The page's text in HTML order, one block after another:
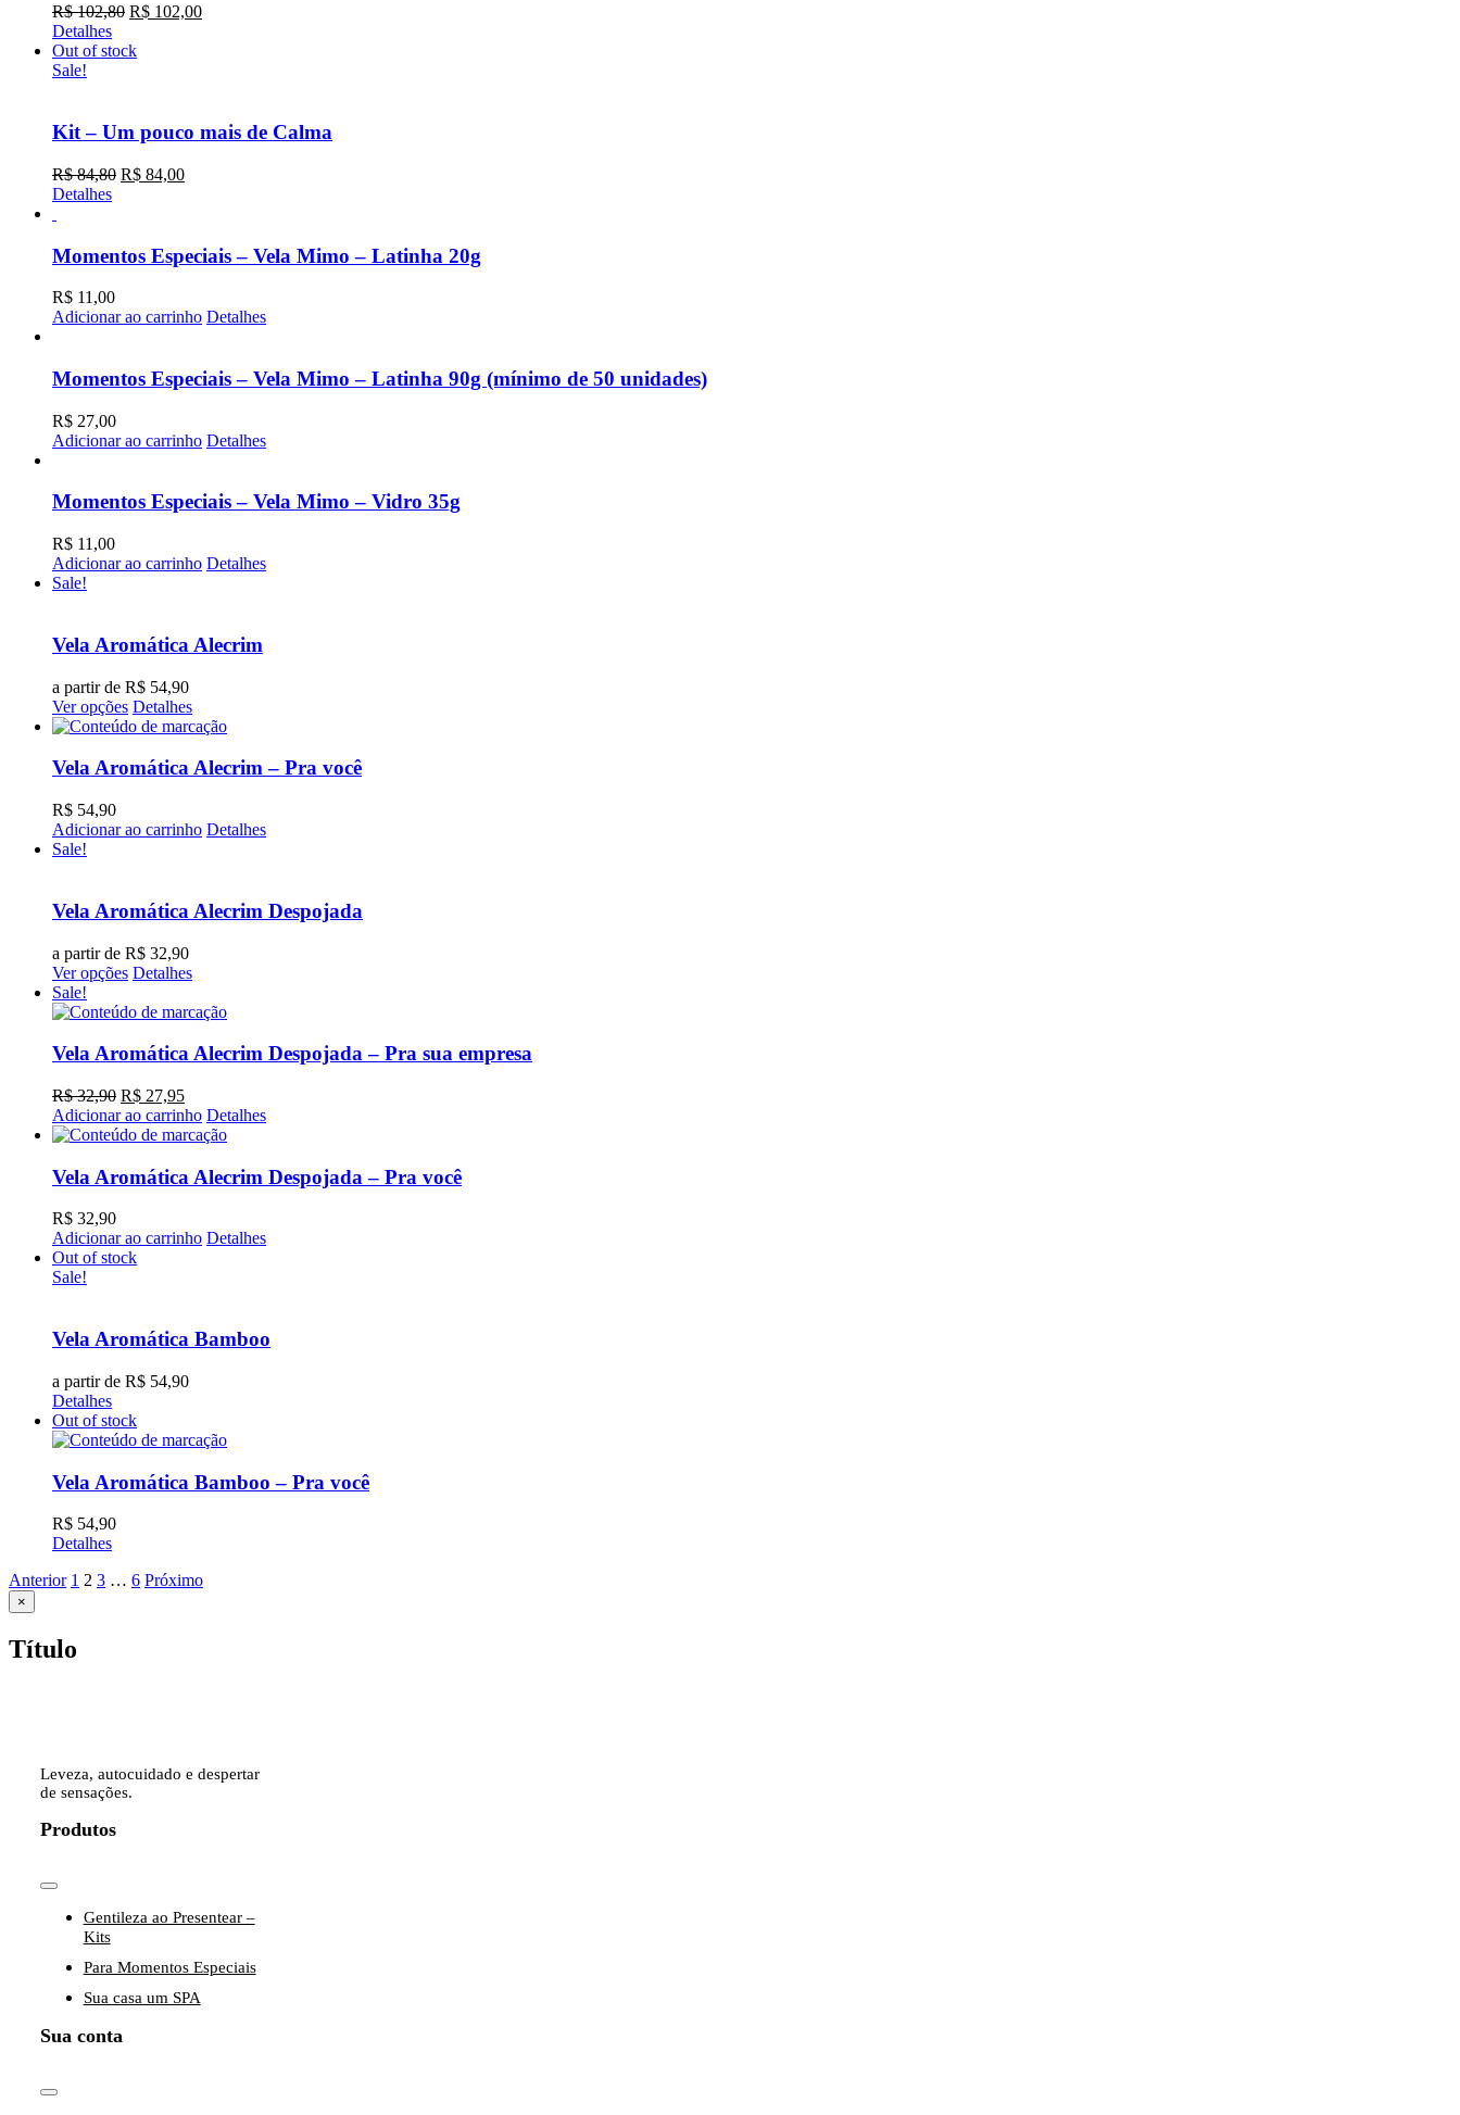
R$102,80 O
original
R$ 102,00O
Detalhes
Out of stock
Sale!
Kit – Um pouco mais de Calma
R$84,80 O
R$ 84,80.
R$ 84,00O
R$ 84,00.
Detalhes
Momentos Especiais – Vela Mimo – Latinha 20g
R$ 11,00
Adicionar ao carrinho Detalhes
Momentos Especiais – Vela Mimo – Latinha 90g (mínimo de 50 unidades)
R$ 27,00
Adicionar ao carrinho Detalhes
Momentos Especiais – Vela Mimo – Vidro 35g
R$ 11,00
Adicionar ao carrinho Detalhes
Sale!
Vela Aromática Alecrim
a partir de R$ 54,90
Ver opções Detalhes
Vela Aromática Alecrim – Pra você
R$ 54,90
Adicionar ao carrinho Detalhes
Sale!
Vela Aromática Alecrim Despojada
a partir de R$ 32,90
Ver opções Detalhes
Sale!
Vela Aromática Alecrim Despojada – Pra sua empresa
R$32,90 O
preço
original
R$ 32,90.
R$ 27,95O
preço
atual
R$ 27,95.
Adicionar ao carrinho Detalhes
Vela Aromática Alecrim Despojada – Pra você
R$ 32,90
Adicionar ao carrinho Detalhes
Out of stock
Sale!
Vela Aromática Bamboo
a partir de R$ 54,90
Detalhes
Out of stock
Vela Aromática Bamboo – Pra você
R$ 54,90
Detalhes
Anterior 1 2 3 … 6 Próximo
Close
product
view
×
Título
Leveza, autocuidado e despertar
de sensações.
Produtos
Toggle
NavigationGentileza ao Presentear –
Kits
Para Momentos Especiais
Sua casa um SPA
Sua conta
Toggle